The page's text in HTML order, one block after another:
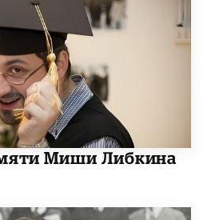
Миши Либкина